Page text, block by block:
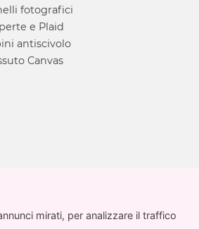
mirati, per analizzare il traffico
mirati, per analizzare il traffico
fotografici
e Plaid
antiscivolo
Canvas